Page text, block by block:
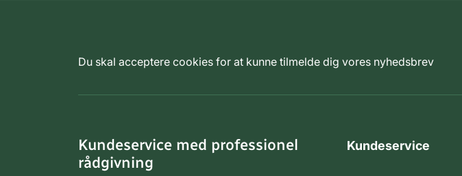
Du skal acceptere cookies for at kunne tilmelde dig vores nyhedsbrev
Kundeservice med professionel
rådgivning
Kundeservice